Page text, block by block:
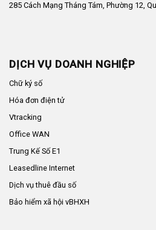
285 Cách Mạng Tháng Tám, Phường 12,
DỊCH VỤ DOANH NGHIỆP
Chữ ký số
Hóa đơn điện tử
Vtracking
Office WAN
Trung Kế Số E1
Leasedline Internet
Dịch vụ thuê đầu số
Bảo hiểm xã hội vBHXH